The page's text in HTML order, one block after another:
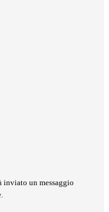
inviato un messaggio